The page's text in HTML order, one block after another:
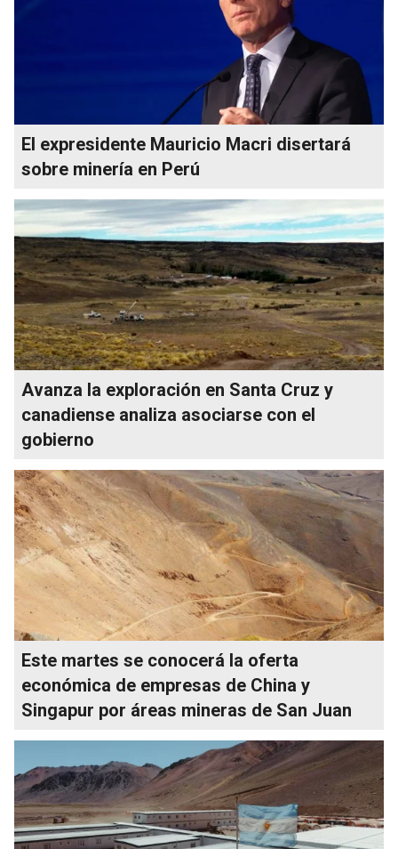
El expresidente Mauricio Macri disertará
sobre minería en Perú
Avanza la exploración en Santa Cruz y
canadiense analiza asociarse con el
gobierno
Este martes se conocerá la oferta
económica de empresas de China y
Singapur por áreas mineras de San Juan